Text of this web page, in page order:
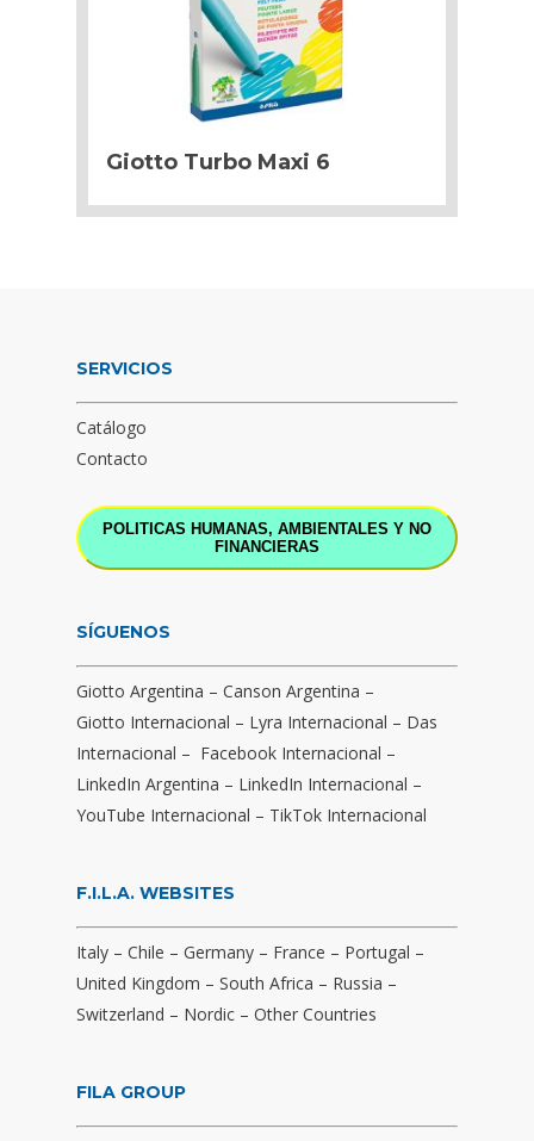
Giotto Turbo Maxi 6
SERVICIOS
Catálogo
Contacto
POLITICAS HUMANAS, AMBIENTALES Y NO
FINANCIERAS
SÍGUENOS
Giotto Argentina – Canson Argentina –
Giotto Internacional – Lyra Internacional – Das
Internacional – Facebook Internacional –
LinkedIn Argentina – LinkedIn Internacional –
YouTube Internacional – TikTok Internacional
F.I.L.A. WEBSITES
Italy – Chile – Germany – France – Portugal –
United Kingdom – South Africa – Russia –
Switzerland – Nordic – Other Countries
FILA GROUP